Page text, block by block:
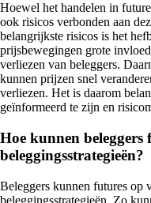
Hoewel het handelen in
ook risicos verbonden aan
belangrijkste risicos is het
prijsbewegingen grote
verliezen van beleggers.
kunnen prijzen snel
verliezen. Het is daarom
geïnformeerd te zijn en
Hoe kunnen
beleggingsstrategieën?
Beleggers kunnen futures op
beleggingsstrategieën. Zo